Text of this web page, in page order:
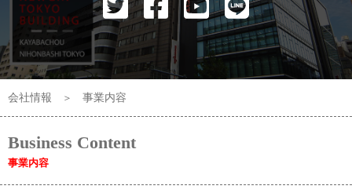
会社情報 ＞ 事業内容
Business Content
事業内容